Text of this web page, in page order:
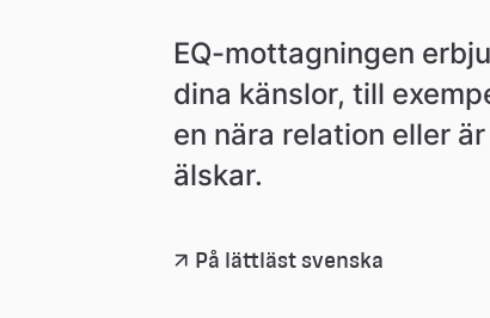
EQ-mottagningen
dina känslor, till
en nära relation eller
älskar.
På lättläst svenska